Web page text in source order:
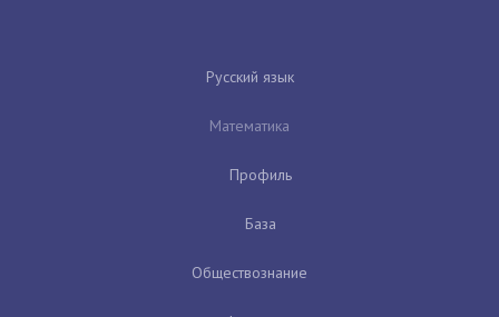
Русский язык
Математика
Профиль
База
Обществознание